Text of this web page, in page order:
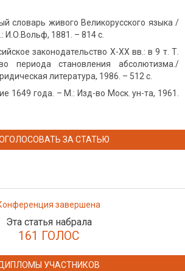
словарь живого Великорусского языка /
И.О.Вольф, 1881. – 814 с.
законодательство X-XX вв.: в 9 т. Т.
периода становления абсолютизма./
литература, 1986. – 512 с.
1649 года. – М.: Изд-во Моск. ун-та, 1961.
ЗА СТАТЬЮ
завершена
Эта статья набрала
161 ГОЛОС
УЧАСТНИКОВ